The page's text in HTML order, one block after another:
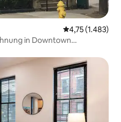
4,75 (1.483)
in Downtown